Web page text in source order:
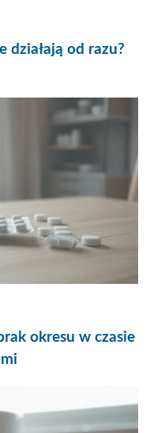
działają od razu?
okresu w czasie